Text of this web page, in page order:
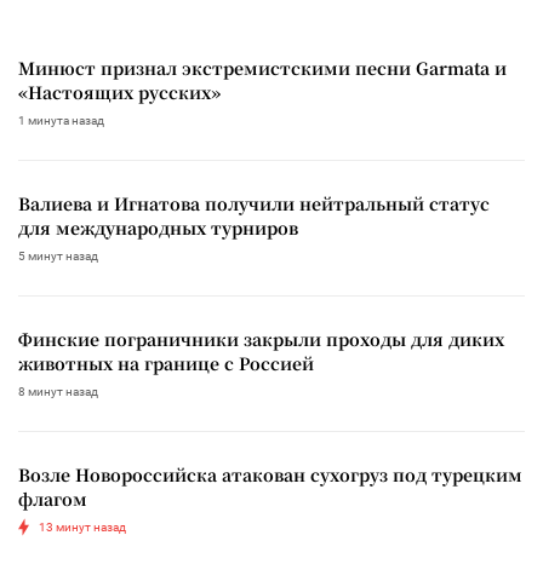
Минюст признал экстремистскими песни Garmata и
«Настоящих русских»
1 минута назад
Валиева и Игнатова получили нейтральный статус
для международных турниров
5 минут назад
Финские пограничники закрыли проходы для диких
животных на границе с Россией
8 минут назад
Возле Новороссийска атакован сухогруз под турецким
флагом
13 минут назад